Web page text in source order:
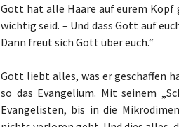
Gott hat alle Haare auf eurem Kopf
wichtig seid. – Und dass Gott auf
Dann freut sich Gott über euch.“
Gott liebt alles, was er geschaffen
so das Evangelium. Mit seinem
Evangelisten, bis in die